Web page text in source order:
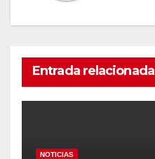
Entrada relacionada
NOTICIAS